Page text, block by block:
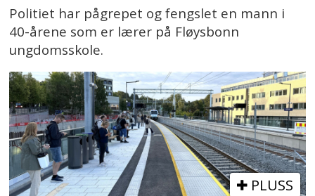
Politiet har pågrepet og fengslet en mann i
40-årene som er lærer på Fløysbonn
ungdomsskole.
PLUSS